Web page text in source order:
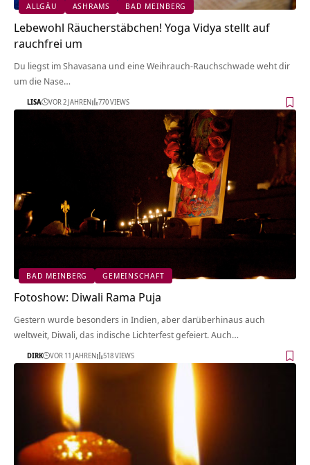
ALLGÄU ASHRAMS BAD MEINBERG
Lebewohl Räucherstäbchen! Yoga Vidya stellt auf
rauchfrei um
Du liegst im Shavasana und eine Weihrauch-Rauchschwade weht dir
um die Nase…
LISA VOR 2 JAHREN 770 VIEWS
BAD MEINBERG GEMEINSCHAFT
Fotoshow: Diwali Rama Puja
Gestern wurde besonders in Indien, aber darüberhinaus auch
weltweit, Diwali, das indische Lichterfest gefeiert. Auch…
DIRK VOR 11 JAHREN 518 VIEWS